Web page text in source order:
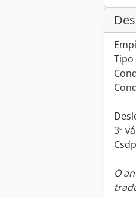
3ª
O